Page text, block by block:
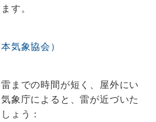
す。
気象協会）
までの時間が短く、屋外にい
象庁によると、雷が近づいた
ょう：